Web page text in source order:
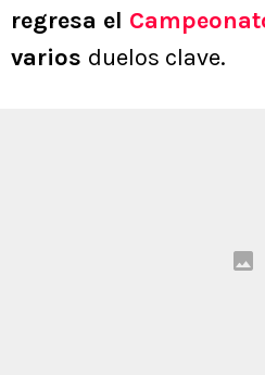
regresa el
varios duelos clave.